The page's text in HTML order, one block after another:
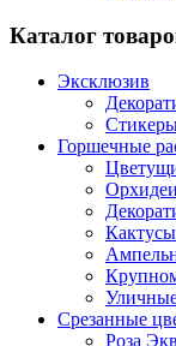
Каталог
Эксклюзив
Горшечные
Орхидеи
Срезанные
Роза